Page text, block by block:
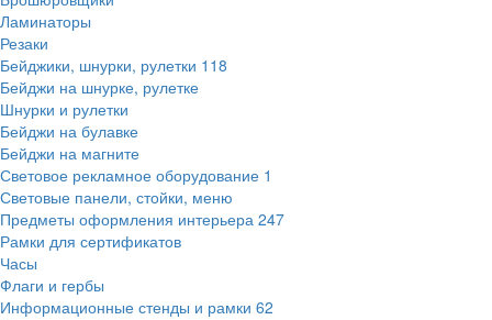
Ламинаторы
Резаки
Бейджики, шнурки, рулетки 118
Бейджи на шнурке, рулетке
Шнурки и рулетки
Бейджи на булавке
Бейджи на магните
Световое рекламное оборудование 1
Световые панели, стойки, меню
Предметы оформления интерьера 247
Рамки для сертификатов
Часы
Флаги и гербы
Информационные стенды и рамки 62